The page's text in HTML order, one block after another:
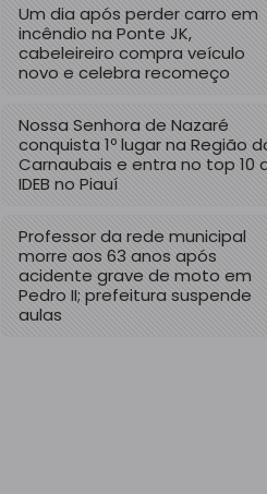
Um dia após perder carro em
incêndio na Ponte JK,
cabeleireiro compra veículo
novo e celebra recomeço
Nossa Senhora de Nazaré
conquista 1º lugar na Região
Carnaubais e entra no top 10
IDEB no Piauí
Professor da rede municipal
morre aos 63 anos após
acidente grave de moto em
Pedro II; prefeitura suspende
aulas